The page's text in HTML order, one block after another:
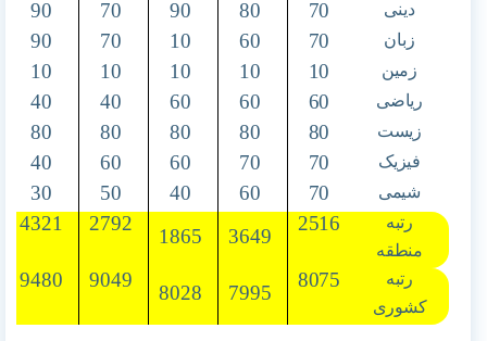
دینی 70
80
90
70
90
زبان 70
60
10
70
90
زمین 10
10
10
10
10
ریاضی 60
60
60
40
40
زیست 80
80
80
80
80
فیزیک 70
70
60
60
40
شیمی 70
60
40
50
30
رتبه
منطقه
2516
3649
1865
2792
4321
رتبه
کشوری
8075
7995
8028
9049
9480